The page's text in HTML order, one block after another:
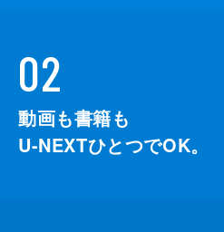
02
動画も書籍も
U-NEXTひとつでOK。